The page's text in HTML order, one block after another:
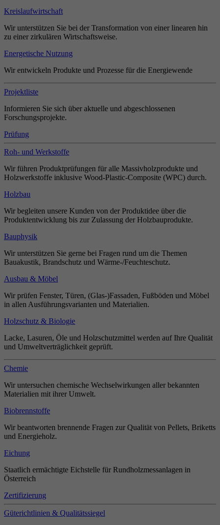
Kreislaufwirtschaft
Wir unterstützen Sie bei der Transformation von einer linearen hin
zu einer zirkulären Wirtschaftsweise.
Energetische Nutzung
Wir entwickeln Produkte und Prozesse für die Energiewende
Projektliste
Informieren Sie sich über aktuelle und abgeschlossenen
Forschungsprojekte.
Prüfung
Roh- und Werkstoffe
Wir führen Produktprüfungen für alle Massivholzprodukte und
Holzwerkstoffe inklusive Wood-Plastic-Composite (WPC) durch.
Holzbau
Wir begleiten unsere Kunden von der Produktidee über die
Produktentwicklung bis zur Zulassung der Holzbauprodukte.
Bauphysik
Wir unterstützen Sie gerne bei Fragen rund um die Themen
Bauakustik, Brandschutz und Wärme-/Feuchteschutz.
Ausbau & Möbel
Wir prüfen Fenster, Türen, (Glas-)Fassaden, Fußböden und Möbel
in allen Ausführungsvarianten und Materialien.
Holzschutz & Biologie
Lacke, Lasuren, Öle und Holzschutzmittel werden auf Ihre Qualität
und Umweltverträglichkeit geprüft.
Chemie
Wir untersuchen chemische Wechselwirkungen aller bekannten
Materialien mit ihrer Umwelt.
Biobrennstoffe
Wir beantworten brennende Fragen zur Qualität von Pellets, Briketts
und Energieholz.
Eichung
Staatlich ermächtigte Eichstelle für Rundholzmessanlagen in
Österreich
Zertifizierung
Güterichtlinien & Qualitätssiegel